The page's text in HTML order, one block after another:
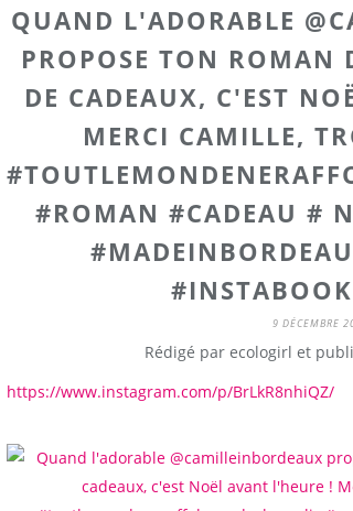
QUAND L'ADORABLE
PROPOSE TON ROMAN
DE CADEAUX, C'EST
MERCI CAMILLE,
#ROMAN #CADEAU #
9 DÉCEMBRE
Rédigé par ecologirl et
https://www.instagram.com/p/BrLkR8nhiQZ/